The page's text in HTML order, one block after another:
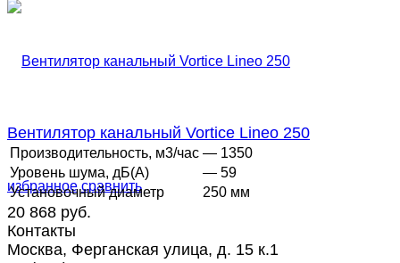
избранное сравнить
Вентилятор канальный Vortice Lineo 250
Производительность, м3/час — 1350
Уровень шума, дБ(А)
— 59
Установочный диаметр
250 мм
20 868 руб.
Контакты
Москва, Ферганская улица, д. 15 к.1